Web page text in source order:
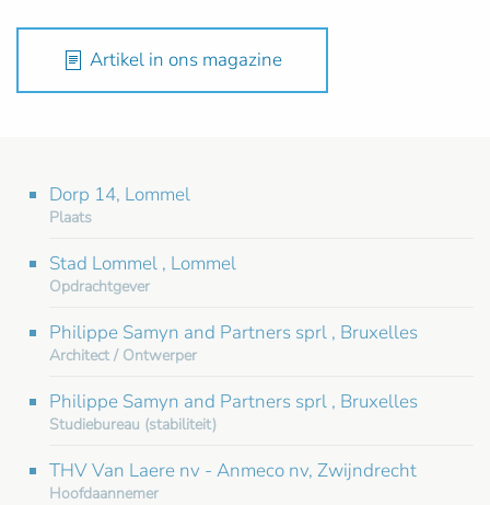
Artikel in ons magazine
Dorp 14, Lommel
Plaats
Stad Lommel , Lommel
Opdrachtgever
Philippe Samyn and Partners sprl , Bruxelles
Architect / Ontwerper
Philippe Samyn and Partners sprl , Bruxelles
Studiebureau (stabiliteit)
THV Van Laere nv - Anmeco nv, Zwijndrecht
Hoofdaannemer